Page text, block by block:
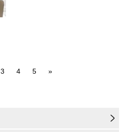
3 4 5 »